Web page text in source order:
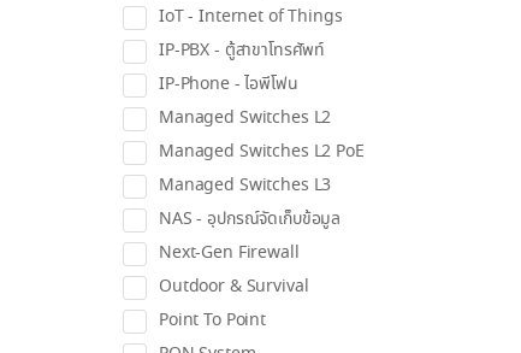
IoT - Internet of Things
IP-PBX - ตู้สาขาโทรศัพท์
IP-Phone - ไอพีโฟน
Managed Switches L2
Managed Switches L2 PoE
Managed Switches L3
NAS - อุปกรณ์จัดเก็บข้อมูล
Next-Gen Firewall
Outdoor & Survival
Point To Point